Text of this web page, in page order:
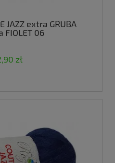
JAZZ extra GRUBA
FIOLET 06
zł